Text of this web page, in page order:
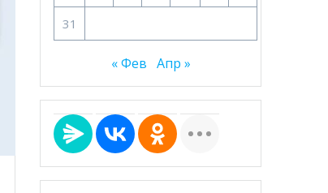
31
« Фев Апр »